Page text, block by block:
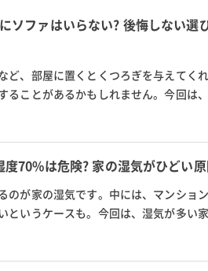
ソファはいらない? 後悔しない
ど、部屋に置くとくつろぎを与えてく
ることがあるかもしれません。今回は
悔しない選び方につい...
度70%は危険? 家の湿気がひどい
のが家の湿気です。中には、マンショ
というケースも。今回は、湿気が多い
や家の湿気がひどい時...